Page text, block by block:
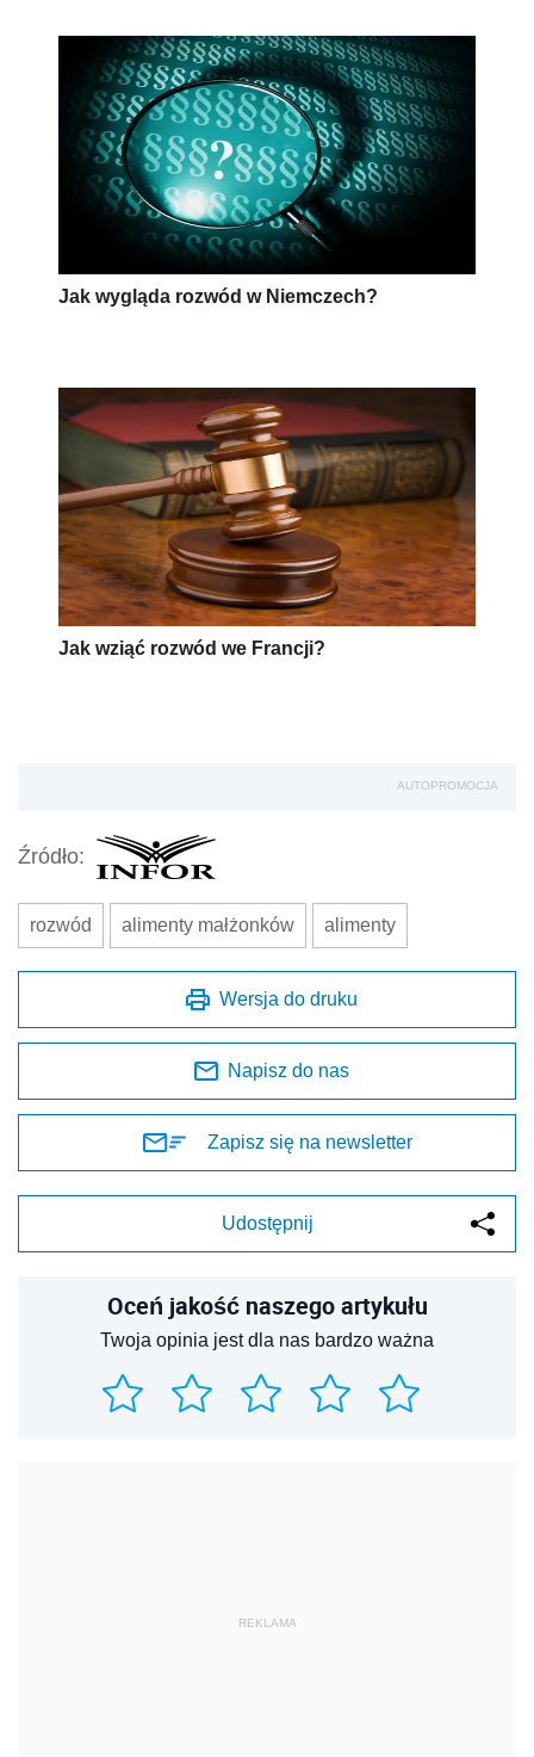
Jak wygląda rozwód w Niemczech?
Jak wziąć rozwód we Francji?
AUTOPROMOCJA
Źródło:
rozwód alimenty małżonków alimenty
Wersja do druku
Napisz do nas
Zapisz się na newsletter
Udostępnij
Oceń jakość naszego artykułu
Twoja opinia jest dla nas bardzo ważna
REKLAMA